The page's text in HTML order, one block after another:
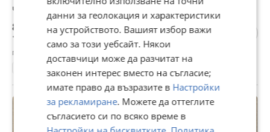
ЧИСТО НОВА Тъмно синя риза на кактуси Bershka
8 €
15,65 лв
гр. Силистра, вчера, 15:27
данни за геолокация и характеристики
на устройството. Вашият избор важи
само за този уебсайт. Някои
доставчици може да разчитат на
законен интерес вместо на съгласие;
имате право да възразите в Настройки
за рекламиране. Можете да оттеглите
съгласието си по всяко време в